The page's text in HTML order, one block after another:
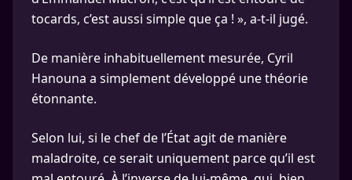
tocards, c’est aussi simple que ça ! », a-t-il jugé.
De manière inhabituellement mesurée, Cyril
Hanouna a simplement développé une théorie
étonnante.
Selon lui, si le chef de l’État agit de manière
maladroite, ce serait uniquement parce qu’il est